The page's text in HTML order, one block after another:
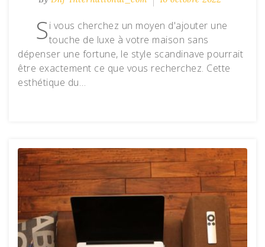
Si vous cherchez un moyen d'ajouter une
touche de luxe à votre maison sans
dépenser une fortune, le style scandinave pourrait
être exactement ce que vous recherchez. Cette
esthétique du…